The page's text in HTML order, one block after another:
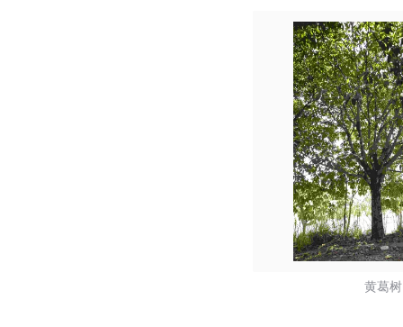
黄葛树